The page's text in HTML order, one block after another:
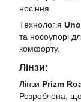
носіння.
Технологія
та носоупорі
комфорту.
Лінзи:
Лінзи Prizm
Розроблена,